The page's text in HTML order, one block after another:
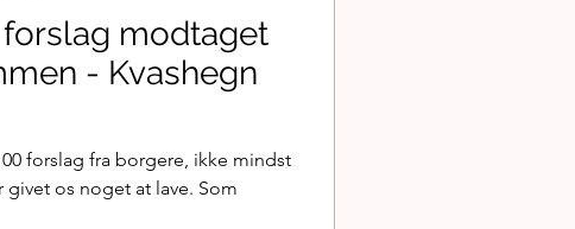
modtaget
- Kvashegn
forslag fra borgere, ikke mindst
givet os noget at lave. Som